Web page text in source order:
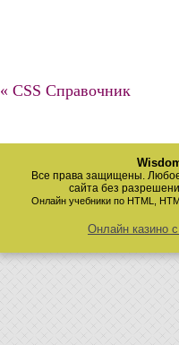
« CSS Справочник
Все права защищены.
сайта без
Онлайн учебники по HTML,
Онлайн казино